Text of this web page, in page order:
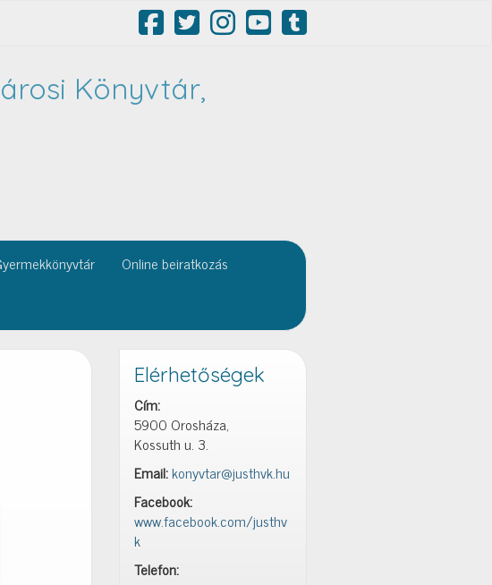
Könyvtár,
Online beiratkozás
Elérhetőségek
Cím:
5900 Orosháza,
Kossuth u. 3.
Email:konyvtar@justhvk.hu
Facebook:
www.facebook.com/justhv
k
Telefon: